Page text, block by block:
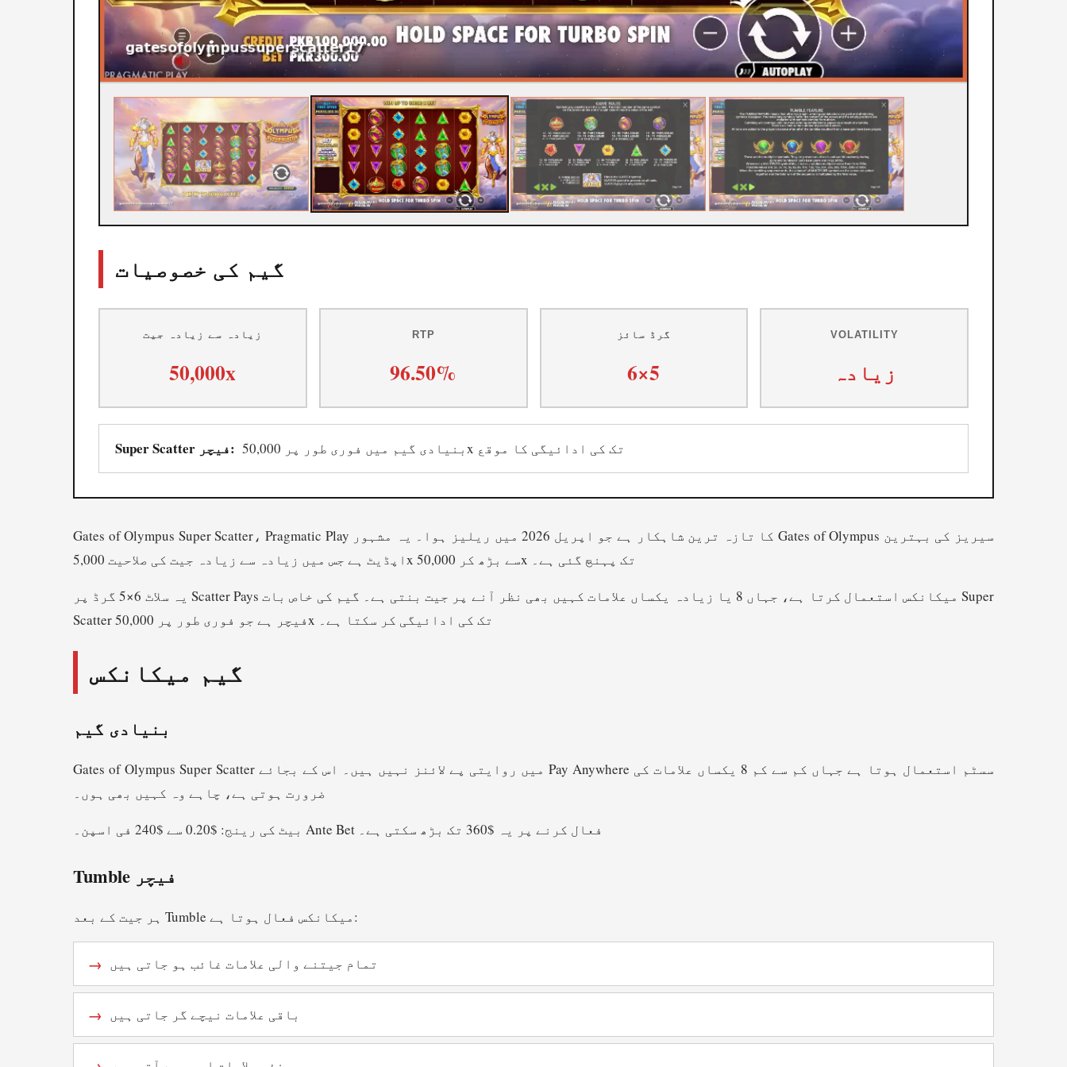
گیم کی خصوصیات
زیادہ سے زیادہ جیت
50,000x
RTP
96.50%
گرڈ سائز
6×5
VOLATILITY
زیادہ
Super Scatter فیچر: بنیادی گیم میں فوری طور پر 50,000x تک کی ادائیگی کا موقع
Gates of Olympus Super Scatter، Pragmatic Play کا تازہ ترین شاہکار ہے جو اپریل 2026 میں ریلیز ہوا۔ یہ مشہور Gates of Olympus سیریز کی بہترین
اپڈیٹ ہے جس میں زیادہ سے زیادہ جیت کی صلاحیت 5,000x سے بڑھ کر 50,000x تک پہنچ گئی ہے۔
یہ سلاٹ 6×5 گرڈ پر Scatter Pays میکانکس استعمال کرتا ہے، جہاں 8 یا زیادہ یکساں علامات کہیں بھی نظر آنے پر جیت بنتی ہے۔ گیم کی خاص بات Super
Scatter فیچر ہے جو فوری طور پر 50,000x تک کی ادائیگی کر سکتا ہے۔
گیم میکانکس
بنیادی گیم
Gates of Olympus Super Scatter میں روایتی پے لائنز نہیں ہیں۔ اس کے بجائے Pay Anywhere سسٹم استعمال ہوتا ہے جہاں کم سے کم 8 یکساں علامات کی
ضرورت ہوتی ہے، چاہے وہ کہیں بھی ہوں۔
بیٹ کی رینج: $0.20 سے $240 فی اسپن۔ Ante Bet فعال کرنے پر یہ $360 تک بڑھ سکتی ہے۔
Tumble فیچر
ہر جیت کے بعد Tumble میکانکس فعال ہوتا ہے:
تمام جیتنے والی علامات غائب ہو جاتی ہیں
باقی علامات نیچے گر جاتی ہیں